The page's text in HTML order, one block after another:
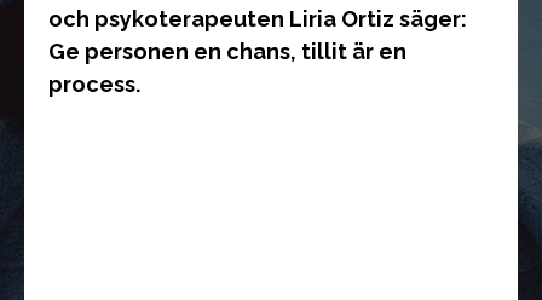
och psykoterapeuten Liria Ortiz säger:
Ge personen en chans, tillit är en
process.